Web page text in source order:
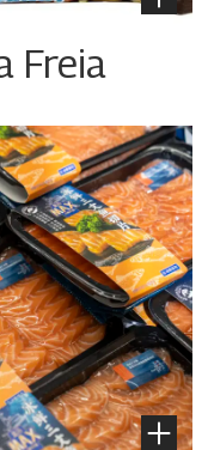
Freia